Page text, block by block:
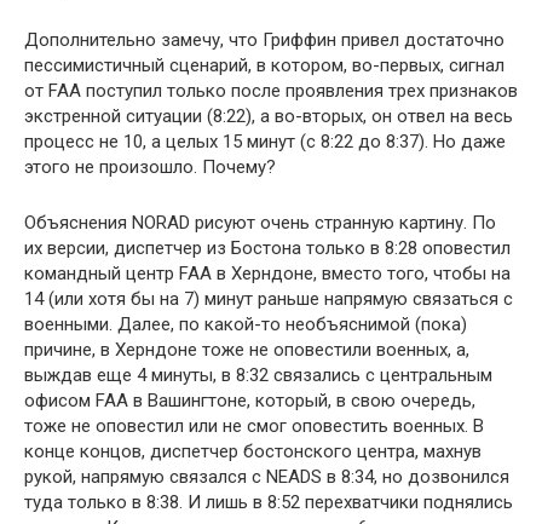
Дополнительно замечу, что Гриффин привел достаточно
пессимистичный сценарий, в котором, во-первых, сигнал
от FAA поступил только после проявления трех признаков
экстренной ситуации (8:22), а во-вторых, он отвел на весь
процесс не 10, а целых 15 минут (с 8:22 до 8:37). Но даже
этого не произошло. Почему?
Объяснения NORAD рисуют очень странную картину. По
их версии, диспетчер из Бостона только в 8:28 оповестил
командный центр FAA в Херндоне, вместо того, чтобы на
14 (или хотя бы на 7) минут раньше напрямую связаться с
военными. Далее, по какой-то необъяснимой (пока)
причине, в Херндоне тоже не оповестили военных, а,
выждав еще 4 минуты, в 8:32 связались с центральным
офисом FAA в Вашингтоне, который, в свою очередь,
тоже не оповестил или не смог оповестить военных. В
конце концов, диспетчер бостонского центра, махнув
рукой, напрямую связался с NEADS в 8:34, но дозвонился
туда только в 8:38. И лишь в 8:52 перехватчики поднялись